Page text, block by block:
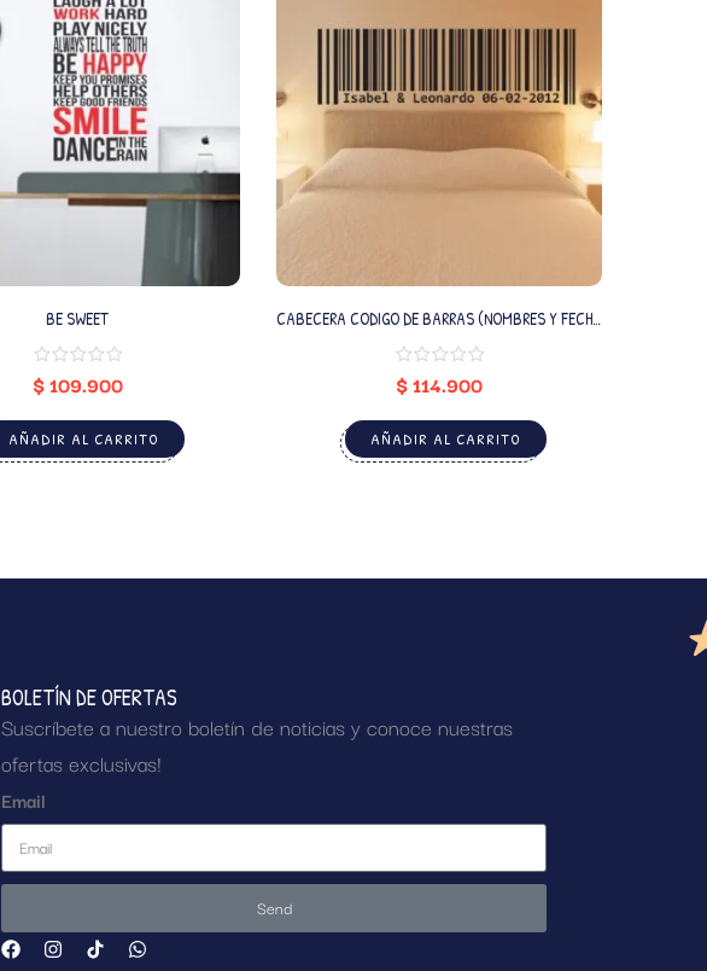
BE SWEET
$109.900
AÑADIR AL CARRITO
CABECERA CODIGO DE BARRAS (NOMBRES Y FECHA
$114.900
AÑADIR AL CARRITO
BOLETÍN DE OFERTAS
Suscríbete a nuestro boletín de noticias y conoce nuestras
ofertas exclusivas!
Email
Send